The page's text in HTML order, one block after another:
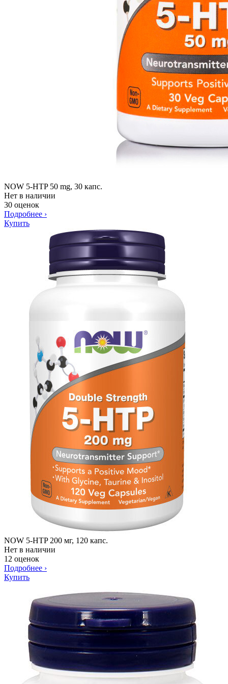
NOW 5-HTP 50 mg, 30 капс.
Нет в наличии
30 оценок
Подробнее ›
Купить
NOW 5-HTP 200 мг, 120 капс.
Нет в наличии
12 оценок
Подробнее ›
Купить